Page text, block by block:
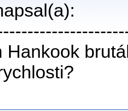
Hankook